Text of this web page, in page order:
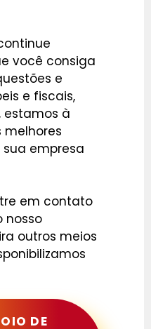
você consiga
e
e fiscais,
estamos à
melhores
empresa
em contato
nosso
outros meios
DE